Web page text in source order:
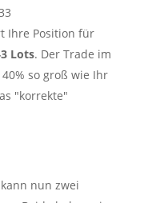
Ihre Position für
Lots. Der Trade im
so groß wie Ihr
"korrekte"
nun zwei